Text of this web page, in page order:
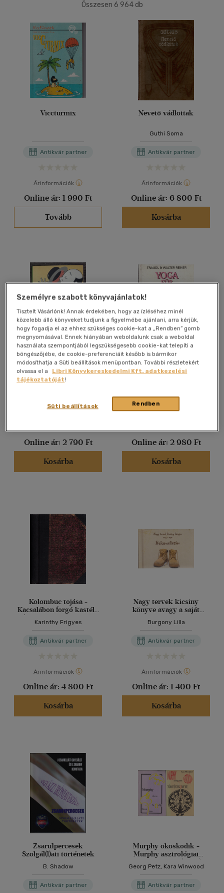
500 Ft alatt(37)
500 Ft - 2500 Ft
2500 Ft - 4500 Ft
4500 Ft felett
Korosztály szerint
Ifjúsági(51)
10 - 14 év(7)
14 - 18 év(9)
mind (33)
Gyermek és ifjúsági(4)
Nyelv szerint
Angol(159)
Angol-francia(1)
Angol - magyar - orosz(1)
Francia(3)
Német(19)
Szerb - horvát (1)
Vélemény szerint
(236)
Összesen 6 964db
Viccturmix
Antikvár partner
Árinformációk
Online ár: 1 990 Ft
Tovább
Nevető vádlottak
Guthi Soma
Antikvár partner
Árinformációk
Online ár: 6 800 Ft
Kosárba
Folytassa, Jeeves! - Jeeves
3. (Carry On, Jeeves) -
Révbíró Tamás
fordításában; Ciceró
Pelham Grenville Wodehouse,
Online ár: 2 790 Ft
Kosárba
Yoga für Katzen
Antikvár partner
Online ár: 2 980 Ft
Kosárba
Kolombuc tojása +
Kacsalábon forgó kastély
(Egybekötve, mindkét
kötet I. kiadás)
Karinthy Frigyes
Antikvár partner
Árinformációk
Online ár: 4 800 Ft
Kosárba
Nagy tervek kicsiny
könyve avagy a saját
Burgony Lilla
Antikvár partner
Árinformációk
Online ár: 1 400 Ft
Kosárba
Zsaru1percesek
Szolgál(l)ati történetek
B. Shadow
Antikvár partner
Murphy okoskodik +
Murphy asztrológiai
törvénykönyve (2 mű)
Georg Petz, Kara Winwood
Antikvár partner
Személyre szabott könyvajánlatok!
Tisztelt Vásárlónk! Annak érdekében, hogy az ízléséhez minél
közelebb álló könyveket tudjunk a figyelmébe ajánlani, arra kérjük,
hogy fogadja el az ehhez szükséges cookie-kat a „Rendben” gomb
megnyomásával. Ennek hiányában weboldalunk csak a weboldal
használata szempontjából legszükségesebb cookie-kat telepíti a
böngészőjébe, de cookie-preferenciáit később is bármikor
módosíthatja a Süti beállítások menüpontban. További részletekért
olvassa el a
Libri Könyvkereskedelmi Kft. adatkezelési
tájékoztatóját!
Rendben
Süti beállítások